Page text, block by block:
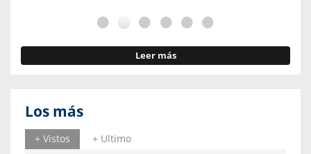
Leer más
Los más
+ Vistos
+ Ultimo